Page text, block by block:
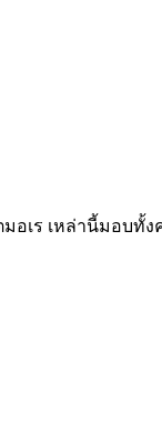
อเร เหล่านี้มอบทั้